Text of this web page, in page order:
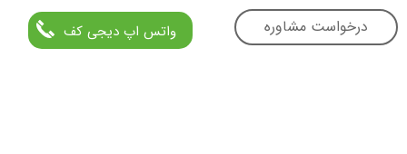
درخواست مشاوره واتس اپ دیجی کف